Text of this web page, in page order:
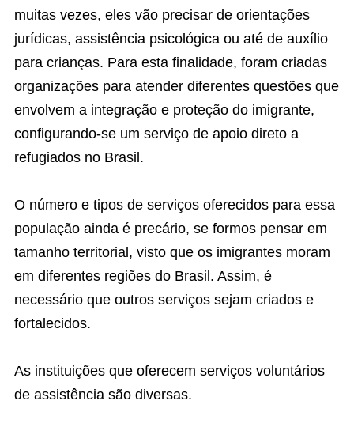
muitas vezes, eles vão precisar de orientações
jurídicas, assistência psicológica ou até de auxílio
para crianças. Para esta finalidade, foram criadas
organizações para atender diferentes questões que
envolvem a integração e proteção do imigrante,
configurando-se um serviço de apoio direto a
refugiados no Brasil.
O número e tipos de serviços oferecidos para essa
população ainda é precário, se formos pensar em
tamanho territorial, visto que os imigrantes moram
em diferentes regiões do Brasil. Assim, é
necessário que outros serviços sejam criados e
fortalecidos.
As instituições que oferecem serviços voluntários
de assistência são diversas.